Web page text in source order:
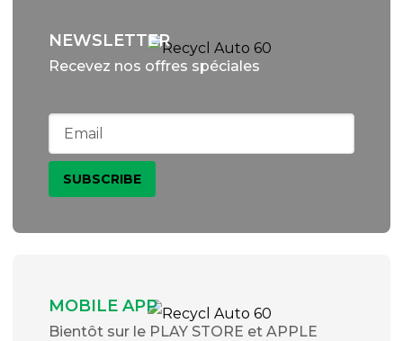
NEWSLETTER
Recevez nos offres spéciales
MOBILE APP
Bientôt sur le PLAY STORE et APPLE